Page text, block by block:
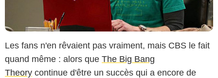
Les fans n'en rêvaient pas vraiment, mais CBS le fait
quand même : alors que The Big Bang
Theory continue d'être un succès qui a encore de